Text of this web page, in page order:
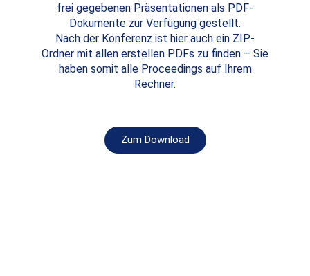
frei gegebenen Präsentationen als PDF-
Dokumente zur Verfügung gestellt.
Nach der Konferenz ist hier auch ein ZIP-
Ordner mit allen erstellen PDFs zu finden – Sie
haben somit alle Proceedings auf Ihrem
Rechner.
Zum Download